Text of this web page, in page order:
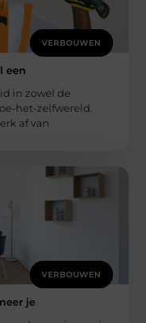
VERBOUWEN
een
in zowel de
het-zelfwereld.
af van
VERBOUWEN
je